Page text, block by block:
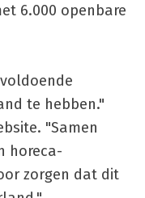
6.000 openbare
te hebben."
"Samen
horeca-
zorgen dat dit